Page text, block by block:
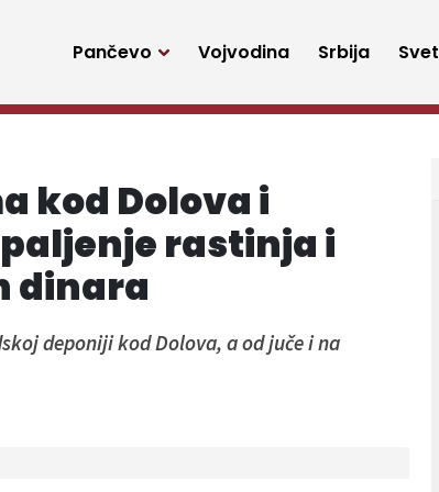
Pančevo Vojvodina Srbija Svet
kod Dolova i
rastinja i
dinara
deponiji kod Dolova, a od juče i na